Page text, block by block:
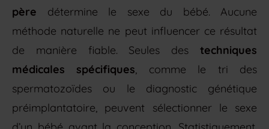
père détermine le sexe du bébé. Aucune
méthode naturelle ne peut influencer ce résultat
de manière fiable. Seules des techniques
médicales spécifiques, comme le tri des
spermatozoïdes ou le diagnostic génétique
préimplantatoire, peuvent sélectionner le sexe